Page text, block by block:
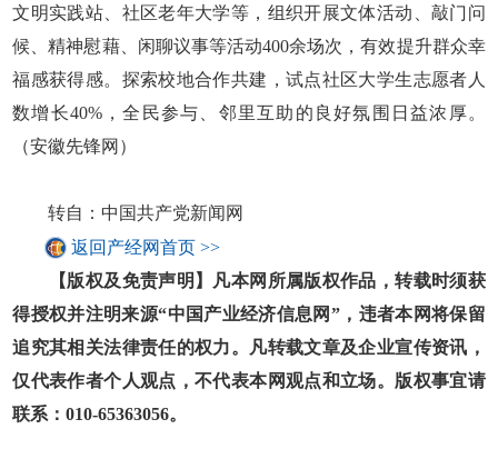
文明实践站、社区老年大学等，组织开展文体活动、敲门问
候、精神慰藉、闲聊议事等活动400余场次，有效提升群众幸
福感获得感。探索校地合作共建，试点社区大学生志愿者人
数增长40%，全民参与、邻里互助的良好氛围日益浓厚。
（安徽先锋网）
转自：中国共产党新闻网
返回产经网首页 >>
【版权及免责声明】凡本网所属版权作品，转载时须获
得授权并注明来源“中国产业经济信息网”，违者本网将保留
追究其相关法律责任的权力。凡转载文章及企业宣传资讯，
仅代表作者个人观点，不代表本网观点和立场。版权事宜请
联系：010-65363056。